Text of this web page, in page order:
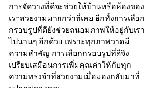
การจัดวางที่ดีจะช่วยให้บ้านหรือห้องของ
เราสวยงามมากกว่าที่เคย อีกทั้งการเลือก
กรอบรูปที่ดียังช่วยถนอมภาพให้อยู่กับเรา
ไปนานๆ อีกด้วย เพราะทุกภาพวาดมี
ความสำคัญ การเลือกกรอบรูปที่ดีจึง
เปรียบเสมือนการเพิ่มคุณค่าให้กับทุก
ความทรงจำที่สวยงามเมื่อมองกลับมาที่